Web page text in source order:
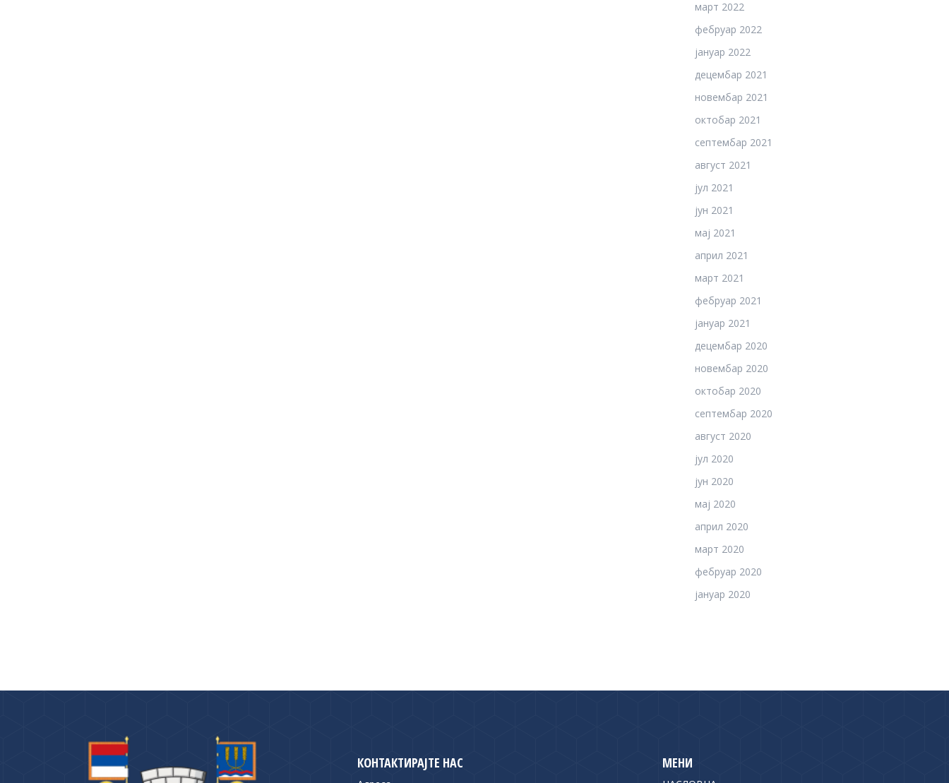
март 2022
фебруар 2022
јануар 2022
децембар 2021
новембар 2021
октобар 2021
септембар 2021
август 2021
јул 2021
јун 2021
мај 2021
април 2021
март 2021
фебруар 2021
јануар 2021
децембар 2020
новембар 2020
октобар 2020
септембар 2020
август 2020
јул 2020
јун 2020
мај 2020
април 2020
март 2020
фебруар 2020
јануар 2020
КОНТАКТИРАЈТЕ НАС МЕНИ